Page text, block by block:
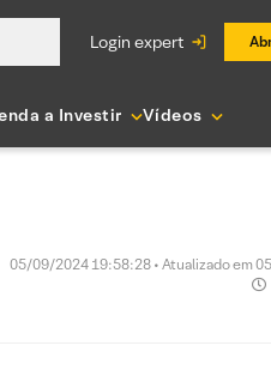
login expert
a Investir Vídeos
05/09/2024 19:58:28 • Atualizado em